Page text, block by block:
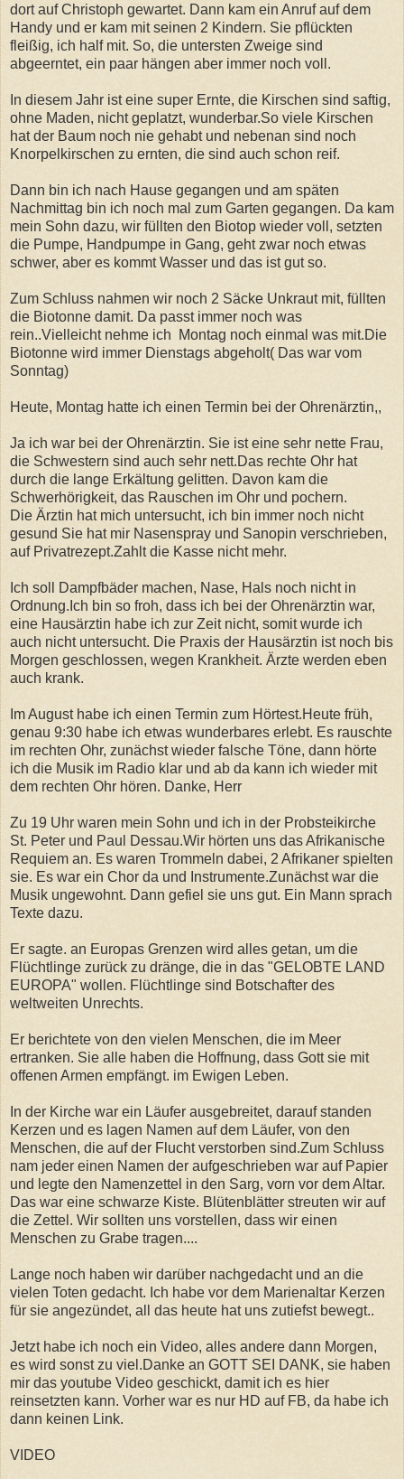
dort auf Christoph gewartet. Dann kam ein Anruf auf dem
Handy und er kam mit seinen 2 Kindern. Sie pflückten
fleißig, ich half mit. So, die untersten Zweige sind
abgeerntet, ein paar hängen aber immer noch voll.
In diesem Jahr ist eine super Ernte, die Kirschen sind saftig,
ohne Maden, nicht geplatzt, wunderbar.So viele Kirschen
hat der Baum noch nie gehabt und nebenan sind noch
Knorpelkirschen zu ernten, die sind auch schon reif.
Dann bin ich nach Hause gegangen und am späten
Nachmittag bin ich noch mal zum Garten gegangen. Da kam
mein Sohn dazu, wir füllten den Biotop wieder voll, setzten
die Pumpe, Handpumpe in Gang, geht zwar noch etwas
schwer, aber es kommt Wasser und das ist gut so.
Zum Schluss nahmen wir noch 2 Säcke Unkraut mit, füllten
die Biotonne damit. Da passt immer noch was
rein..Vielleicht nehme ich Montag noch einmal was mit.Die
Biotonne wird immer Dienstags abgeholt( Das war vom
Sonntag)
Heute, Montag hatte ich einen Termin bei der Ohrenärztin,,
Ja ich war bei der Ohrenärztin. Sie ist eine sehr nette Frau,
die Schwestern sind auch sehr nett.Das rechte Ohr hat
durch die lange Erkältung gelitten. Davon kam die
Schwerhörigkeit, das Rauschen im Ohr und pochern.
Die Ärztin hat mich untersucht, ich bin immer noch nicht
gesund Sie hat mir Nasenspray und Sanopin verschrieben,
auf Privatrezept.Zahlt die Kasse nicht mehr.
Ich soll Dampfbäder machen, Nase, Hals noch nicht in
Ordnung.Ich bin so froh, dass ich bei der Ohrenärztin war,
eine Hausärztin habe ich zur Zeit nicht, somit wurde ich
auch nicht untersucht. Die Praxis der Hausärztin ist noch bis
Morgen geschlossen, wegen Krankheit. Ärzte werden eben
auch krank.
Im August habe ich einen Termin zum Hörtest.Heute früh,
genau 9:30 habe ich etwas wunderbares erlebt. Es rauschte
im rechten Ohr, zunächst wieder falsche Töne, dann hörte
ich die Musik im Radio klar und ab da kann ich wieder mit
dem rechten Ohr hören. Danke, Herr
Zu 19 Uhr waren mein Sohn und ich in der Probsteikirche
St. Peter und Paul Dessau.Wir hörten uns das Afrikanische
Requiem an. Es waren Trommeln dabei, 2 Afrikaner spielten
sie. Es war ein Chor da und Instrumente.Zunächst war die
Musik ungewohnt. Dann gefiel sie uns gut. Ein Mann sprach
Texte dazu.
Er sagte. an Europas Grenzen wird alles getan, um die
Flüchtlinge zurück zu dränge, die in das "GELOBTE LAND
EUROPA" wollen. Flüchtlinge sind Botschafter des
weltweiten Unrechts.
Er berichtete von den vielen Menschen, die im Meer
ertranken. Sie alle haben die Hoffnung, dass Gott sie mit
offenen Armen empfängt. im Ewigen Leben.
In der Kirche war ein Läufer ausgebreitet, darauf standen
Kerzen und es lagen Namen auf dem Läufer, von den
Menschen, die auf der Flucht verstorben sind.Zum Schluss
nam jeder einen Namen der aufgeschrieben war auf Papier
und legte den Namenzettel in den Sarg, vorn vor dem Altar.
Das war eine schwarze Kiste. Blütenblätter streuten wir auf
die Zettel. Wir sollten uns vorstellen, dass wir einen
Menschen zu Grabe tragen....
Lange noch haben wir darüber nachgedacht und an die
vielen Toten gedacht. Ich habe vor dem Marienaltar Kerzen
für sie angezündet, all das heute hat uns zutiefst bewegt..
Jetzt habe ich noch ein Video, alles andere dann Morgen,
es wird sonst zu viel.Danke an GOTT SEI DANK, sie haben
mir das youtube Video geschickt, damit ich es hier
reinsetzten kann. Vorher war es nur HD auf FB, da habe ich
dann keinen Link.
VIDEO